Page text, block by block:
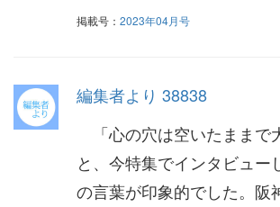
掲載号： 2023年04月号
編集者より 38838
「心の穴は空いたままで
と、今特集でインタビュー
の言葉が印象的でした。阪